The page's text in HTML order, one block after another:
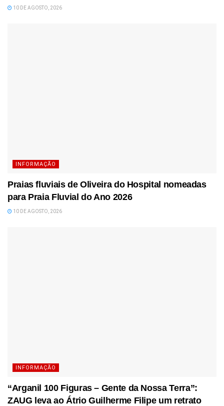
10 DE AGOSTO, 2026
INFORMAÇÃO
Praias fluviais de Oliveira do Hospital nomeadas
para Praia Fluvial do Ano 2026
10 DE AGOSTO, 2026
INFORMAÇÃO
“Arganil 100 Figuras – Gente da Nossa Terra”:
ZAUG leva ao Átrio Guilherme Filipe um retrato